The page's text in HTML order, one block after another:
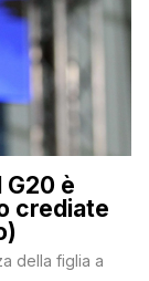
G20 è
crediate
della figlia a